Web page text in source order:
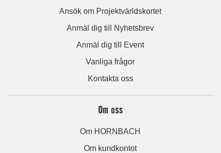
Ansök om Projektvärldskortet
Anmäl dig till Nyhetsbrev
Anmäl dig till Event
Vanliga frågor
Kontakta oss
Om oss
Om HORNBACH
Om kundkontot